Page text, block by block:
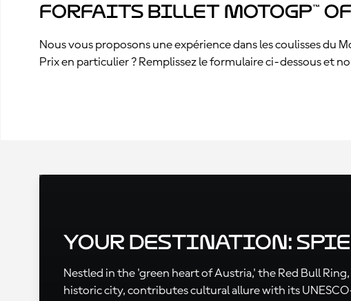
Forfaits billet MotoGP™
Nous vous proposons une expérience dans les coulisses du
Prix en particulier ? Remplissez le formulaire ci-dessous et
Your Destination:
Nestled in the 'green heart of Austria,' the Red Bull
historic city, contributes cultural allure with its